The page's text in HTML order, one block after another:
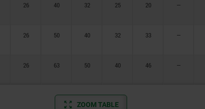
26 40 32 25 20 —
26 50 40 32 33 —
26 63 50 40 46 —
ZOOM TABLE